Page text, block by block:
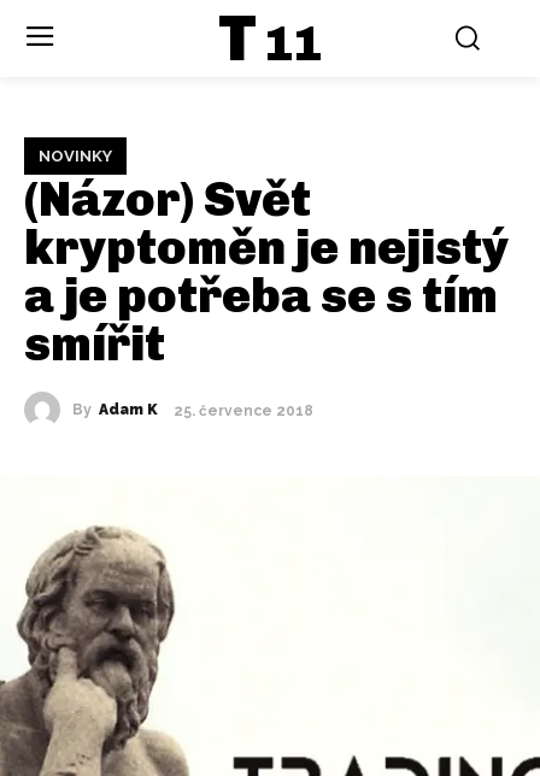
T 11
NOVINKY
(Názor) Svět
kryptoměn je nejistý
a je potřeba se s tím
smířit
By Adam K 25. července 2018